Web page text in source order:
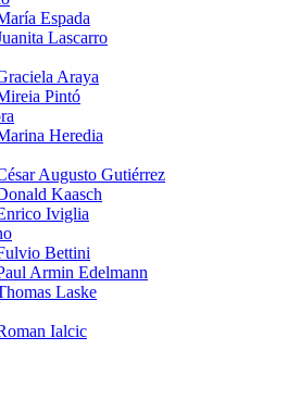
Espada
Lascarro
Araya
Pintó
Heredia
Augusto Gutiérrez
Kaasch
Iviglia
Bettini
Armin Edelmann
Laske
Ialcic